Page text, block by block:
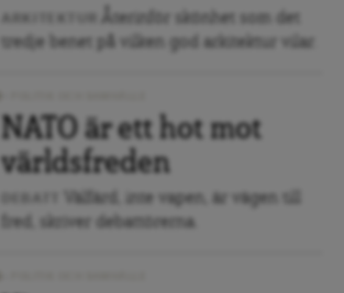
Återinför skönhet som det
tredje benet på vilken god arkitektur vilar.
NATO är ett hot mot
världsfreden
Välfärd, inte vapen, är vägen till
fred, skriver debattörerna.